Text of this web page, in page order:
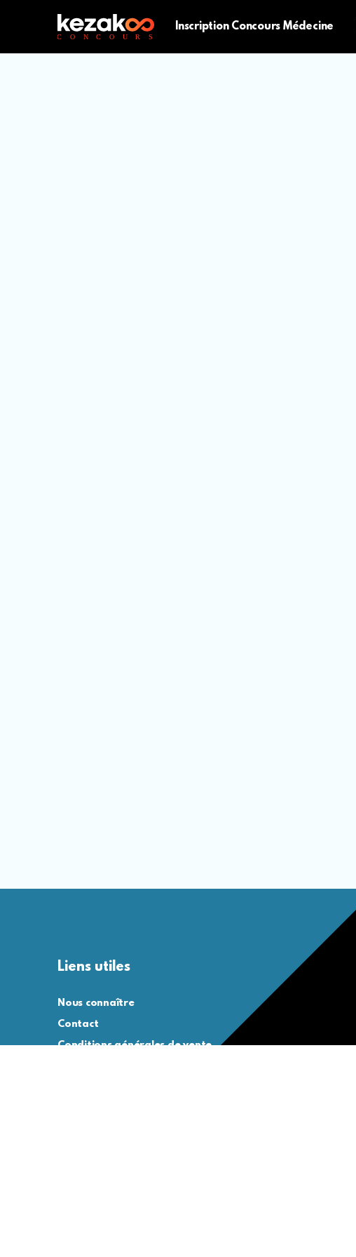
Inscription Concours Médecine
Liens utiles
Nous connaître
Contact
Conditions générales de vente